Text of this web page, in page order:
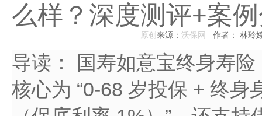
么样？深度测评+案
原创 来源： 沃保网 作者： 林玲
导读：
国寿如意宝终身寿
核心为 “0-68 岁投保 + 终身